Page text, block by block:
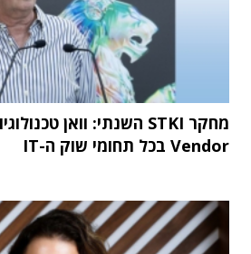
Vendor בכל תחומי שוק ה-IT